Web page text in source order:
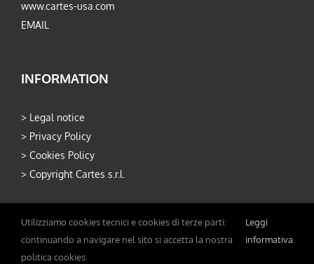
www.cartes-usa.com
EMAIL
INFORMATION
> Legal notice
> Privacy Policy
> Cookies Policy
> Copyright Cartes s.r.l.
Utilizziamo cookies tecnici e cookies di terze parti:
continuando a navigare nel sito si accetta la nostra
politica cookies.
Leggi
informativa